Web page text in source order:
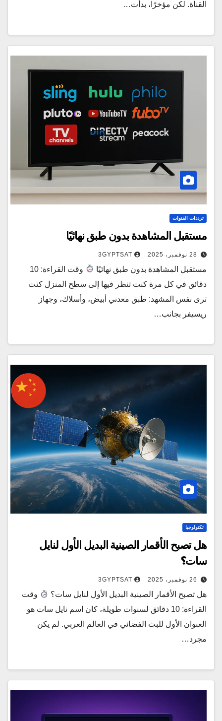
القناة. لكن مؤخرًا، بدأت…
ترددات القنوات
مستقبل المشاهدة بدون طبق نهائيًا
28 نوفمبر، 2025 3GYPTSAT
مستقبل المشاهدة بدون طبق نهائيًا
وقت القراءة: 10
دقائق في كل مرة كنت تنظر فيها إلى سطح المنزل كنت
ترى نفس المشهد: طبق معدني أبيض، وأسلاك، وجهاز
ريسيفر بجانب…
تكنولوجيا
هل تصبح الأقمار الصينية البديل الأول لنايل
سات؟
26 نوفمبر، 2025 3GYPTSAT
هل تصبح الأقمار الصينية البديل الأول لنايل سات؟
وقت
القراءة: 10 دقائق لسنوات طويلة، كان اسم نايل سات هو
العنوان الأول للبث الفضائي في العالم العربي. لم يكن
مجرد…